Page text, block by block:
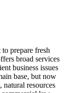
prepare fresh
broad services
business issues
base, but now
natural resources